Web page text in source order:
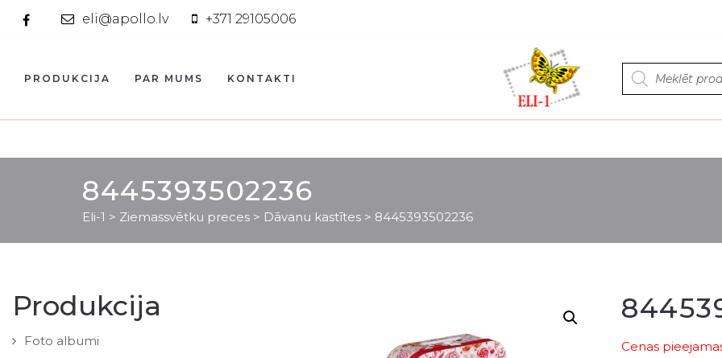
eli@apollo.lv +371 29105006
Products
search
PRODUKCIJA PAR MUMS KONTAKTI
8445393502236
Eli-1 > Ziemassvētku preces > Dāvanu kastītes > 8445393502236
Produkcija
Foto albumi
Cenas